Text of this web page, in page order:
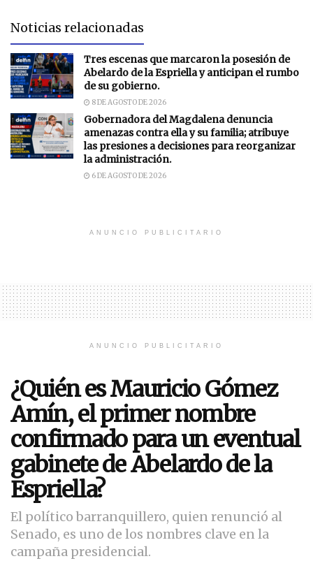
Noticias relacionadas
Tres escenas que marcaron la posesión de
Abelardo de la Espriella y anticipan el rumbo
de su gobierno.
8 DE AGOSTO DE 2026
Gobernadora del Magdalena denuncia
amenazas contra ella y su familia; atribuye
las presiones a decisiones para reorganizar
la administración.
6 DE AGOSTO DE 2026
ANUNCIO PUBLICITARIO
ANUNCIO PUBLICITARIO
¿Quién es Mauricio Gómez
Amín, el primer nombre
confirmado para un eventual
gabinete de Abelardo de la
Espriella?
El político barranquillero, quien renunció al
Senado, es uno de los nombres clave en la
campaña presidencial.